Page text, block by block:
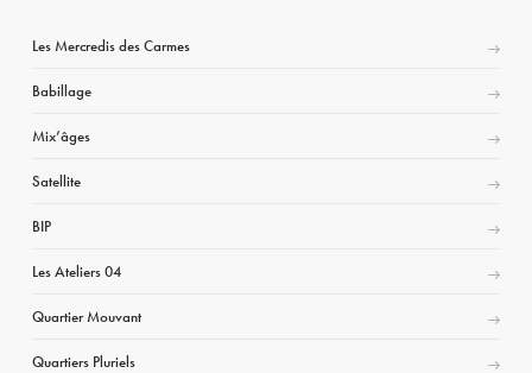
Les Mercredis des Carmes
Babillage
Mix’âges
Satellite
BIP
Les Ateliers 04
Quartier Mouvant
Quartiers Pluriels